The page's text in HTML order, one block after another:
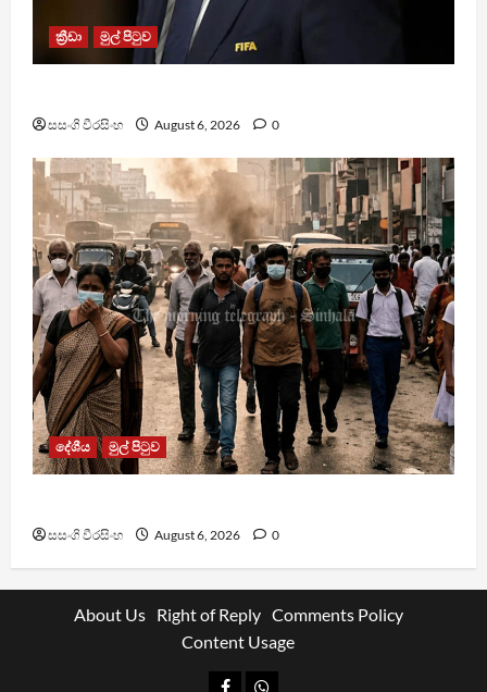
ක්‍රීඩා මුල් පිටුව
සසංගි වීරසිංහ August 6, 2026 0
දේශීය මුල් පිටුව
සසංගි වීරසිංහ August 6, 2026 0
About Us Right of Reply Comments Policy
Content Usage
FacebookWhatsapp